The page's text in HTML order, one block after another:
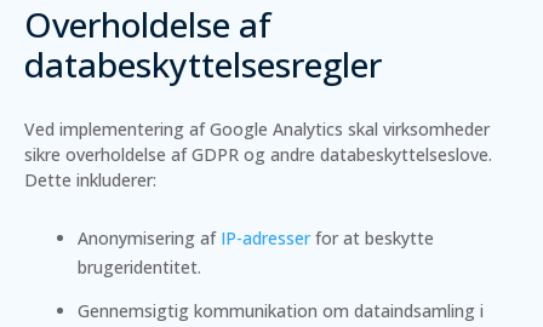
Overholdelse af
databeskyttelsesregler
Ved implementering af Google Analytics skal virksomheder
sikre overholdelse af GDPR og andre databeskyttelseslove.
Dette inkluderer:
Anonymisering af IP-adresserfor at beskytte
brugeridentitet.
Gennemsigtig kommunikation om dataindsamling i